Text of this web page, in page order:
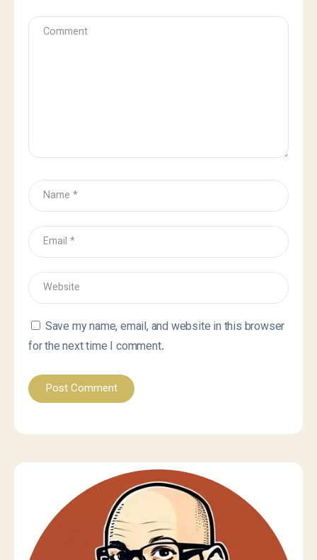
Save my name, email, and website in this browser
for the next time I comment.